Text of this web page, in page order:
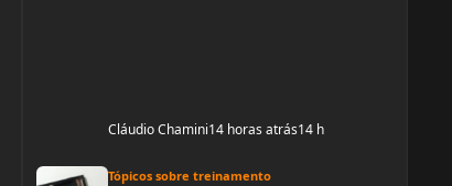
Cláudio Chamini14 horas atrás14 h
Tópicos sobre treinamento